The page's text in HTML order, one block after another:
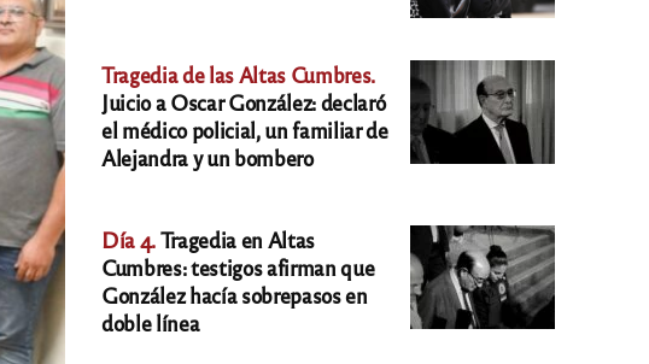
Tragedia de las Altas Cumbres.
Juicio a Oscar González: declaró
el médico policial, un familiar de
Alejandra y un bombero
Día 4.Tragedia en Altas
Cumbres: testigos afirman que
González hacía sobrepasos en
doble línea